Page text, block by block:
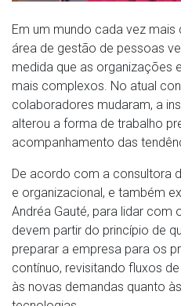
Em um mundo cada vez
área de gestão de pessoas
medida que as organizações
mais complexos. No atual
colaboradores mudaram, a
alterou a forma de trabalho
acompanhamento das
De acordo com a consultora
e organizacional, e também
Andréa Gauté, para lidar com
devem partir do princípio de
preparar a empresa para os
contínuo, revisitando fluxos
às novas demandas quanto